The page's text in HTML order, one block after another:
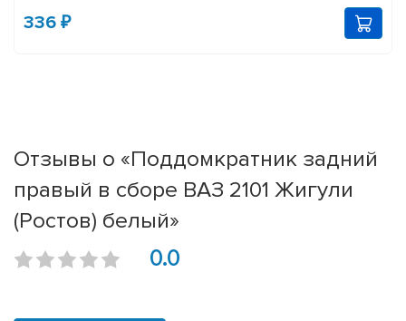
336 ₽
Отзывы о «Поддомкратник задний
правый в сборе ВАЗ 2101 Жигули
(Ростов) белый»
0.0